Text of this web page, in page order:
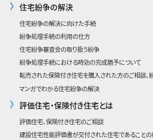
住宅紛争の解決
住宅紛争の解決に向けた手続
紛争処理手続の利用の仕方
住宅紛争審査会の取り扱う紛争
紛争処理手続における時効の完成猶予について
転売された保険付き住宅を購入された方のご相談、
マンガでわかる住宅紛争の解決
評価住宅・保険付き住宅とは
評価住宅、保険付き住宅のご相談
建設住宅性能評価書が交付された住宅であること